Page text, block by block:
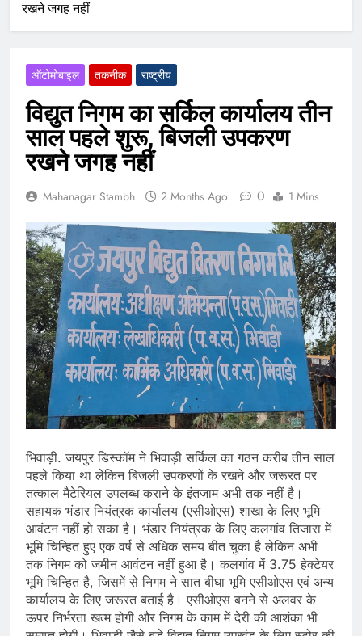
रखने जगह नहीं
ऑटोमोबाइल तकनीक राष्ट्रीय
विद्युत निगम का सर्किल कार्यालय तीन
साल पहले शुरू, बिजली उपकरण
रखने जगह नहीं
Mahanagar Stambh 2 Months Ago 0 1 Mins
भिवाड़ी. जयपुर डिस्कॉम ने भिवाड़ी सर्किल का गठन करीब तीन साल
पहले किया था लेकिन बिजली उपकरणों के रखने और जरूरत पर
तत्काल मैटेरियल उपलब्ध कराने के इंतजाम अभी तक नहीं है।
सहायक भंडार नियंत्रक कार्यालय (एसीओएस) शाखा के लिए भूमि
आवंटन नहीं हो सका है। भंडार नियंत्रक के लिए कलगांव तिजारा में
भूमि चिन्हित हुए एक वर्ष से अधिक समय बीत चुका है लेकिन अभी
तक निगम को जमीन आवंटन नहीं हुआ है। कलगांव में 3.75 हेक्टेयर
भूमि चिन्हित है, जिसमें से निगम ने सात बीघा भूमि एसीओएस एवं अन्य
कार्यालय के लिए जरूरत बताई है। एसीओएस बनने से अलवर के
ऊपर निर्भरता खत्म होगी और निगम के काम में देरी की आशंका भी